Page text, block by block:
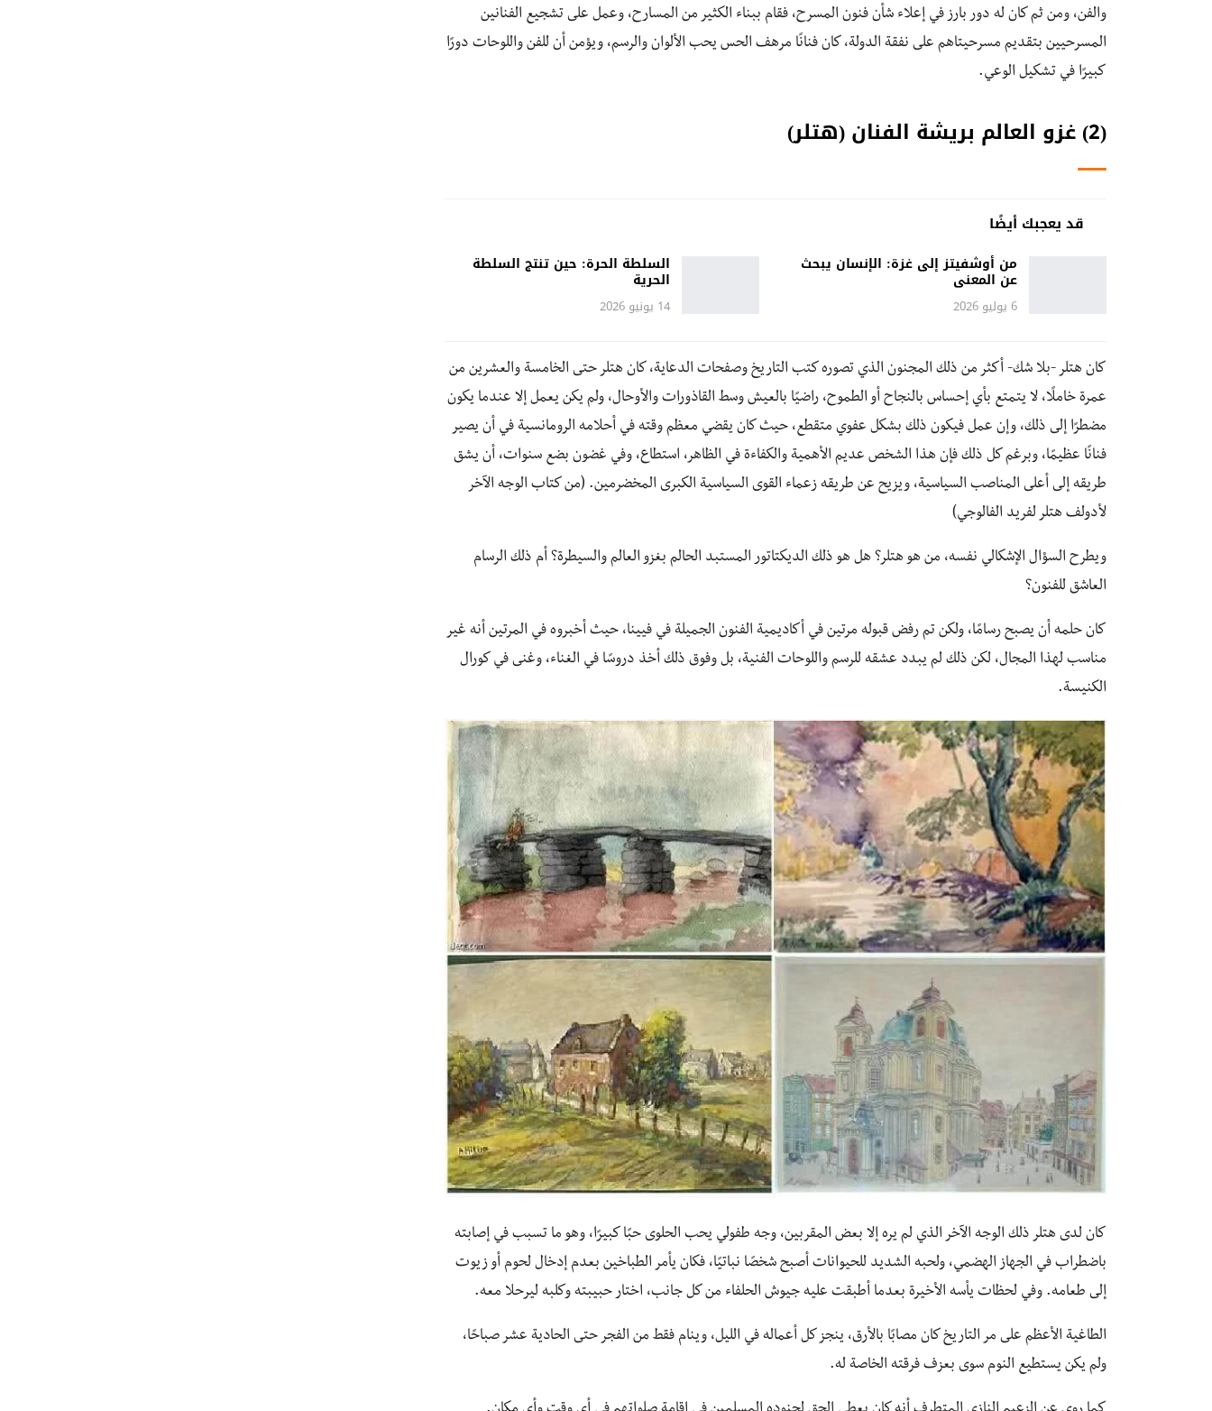
والفن، ومن ثم كان له دور بارز في إعلاء شأن فنون المسرح، فقام ببناء الكثير من المسارح، وعمل على تشجيع الفنانين
المسرحيين بتقديم مسرحيتاهم على نفقة الدولة، كان فنانًا مرهف الحس يحب الألوان والرسم، ويؤمن أن للفن واللوحات دورًا
كبيرًا في تشكيل الوعي.
(2) غزو العالم بريشة الفنان (هتلر)
قد يعجبك أيضًا
من أوشفيتز إلى غزة: الإنسان يبحث
عن المعنى
6 يوليو 2026
السلطة الحرة: حين تنتج السلطة
الحرية
14 يونيو 2026
كان هتلر -بلا شك- أكثر من ذلك المجنون الذي تصوره كتب التاريخ وصفحات الدعاية، كان هتلر حتى الخامسة والعشرين من
عمرة خاملًا، لا يتمتع بأي إحساس بالنجاح أو الطموح، راضيًا بالعيش وسط القاذورات والأوحال، ولم يكن يعمل إلا عندما يكون
مضطرًا إلى ذلك، وإن عمل فيكون ذلك بشكل عفوي متقطع، حيث كان يقضي معظم وقته في أحلامه الرومانسية في أن يصير
فنانًا عظيمًا، وبرغم كل ذلك فإن هذا الشخص عديم الأهمية والكفاءة في الظاهر، استطاع، وفي غضون بضع سنوات، أن يشق
طريقه إلى أعلى المناصب السياسية، ويزيح عن طريقه زعماء القوى السياسية الكبرى المخضرمين. (من كتاب الوجه الآخر
لأدولف هتلر لفريد الفالوجي)
ويطرح السؤال الإشكالي نفسه، من هو هتلر؟ هل هو ذلك الديكتاتور المستبد الحالم بغزو العالم والسيطرة؟ أم ذلك الرسام
العاشق للفنون؟
كان حلمه أن يصبح رسامًا، ولكن تم رفض قبوله مرتين في أكاديمية الفنون الجميلة في فيينا، حيث أخبروه في المرتين أنه غير
مناسب لهذا المجال، لكن ذلك لم يبدد عشقه للرسم واللوحات الفنية، بل وفوق ذلك أخذ دروسًا في الغناء، وغنى في كورال
الكنيسة.
كان لدى هتلر ذلك الوجه الآخر الذي لم يره إلا بعض المقربين، وجه طفولي يحب الحلوى حبًا كبيرًا، وهو ما تسبب في إصابته
باضطراب في الجهاز الهضمي، ولحبه الشديد للحيوانات أصبح شخصًا نباتيًا، فكان يأمر الطباخين بعدم إدخال لحوم أو زيوت
إلى طعامه. وفي لحظات يأسه الأخيرة بعدما أطبقت عليه جيوش الحلفاء من كل جانب، اختار حبيبته وكلبه ليرحلا معه.
الطاغية الأعظم على مر التاريخ كان مصابًا بالأرق، ينجز كل أعماله في الليل، وينام فقط من الفجر حتى الحادية عشر صباحًا،
ولم يكن يستطيع النوم سوى بعزف فرقته الخاصة له.